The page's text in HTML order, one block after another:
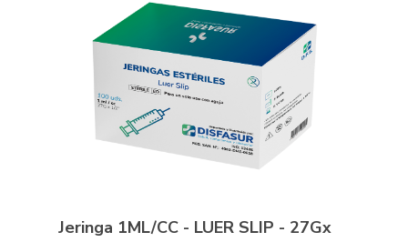
Jeringa 1ML/CC - LUER SLIP - 27Gx